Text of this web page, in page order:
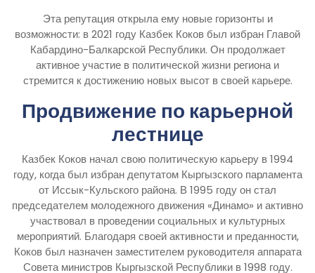
Эта репутация открыла ему новые горизонты и
возможности: в 2021 году Казбек Коков был избран Главой
Кабардино-Балкарской Республики. Он продолжает
активное участие в политической жизни региона и
стремится к достижению новых высот в своей карьере.
Продвижение по карьерной
лестнице
Казбек Коков начал свою политическую карьеру в 1994
году, когда был избран депутатом Кыргызского парламента
от Иссык-Кульского района. В 1995 году он стал
председателем молодежного движения «Динамо» и активно
участвовал в проведении социальных и культурных
мероприятий. Благодаря своей активности и преданности,
Коков был назначен заместителем руководителя аппарата
Совета министров Кыргызской Республики в 1998 году.